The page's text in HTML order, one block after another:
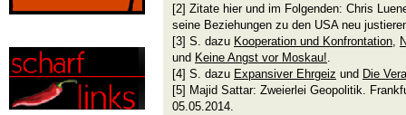
[2] Zitate hier und im Folgenden: Chris
seine Beziehungen zu den USA neu
[3] S. dazu Kooperation und Konfrontation,
und Keine Angst vor Moskau!.
[4] S. dazu Expansiver Ehrgeiz und Die
[5] Majid Sattar: Zweierlei Geopolitik.
05.05.2014.